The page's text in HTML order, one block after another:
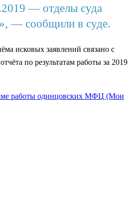
— отделы суда
— сообщили в суде.
исковых заявлений связано с
по результатам работы за 2019
работы одинцовских МФЦ (Мои